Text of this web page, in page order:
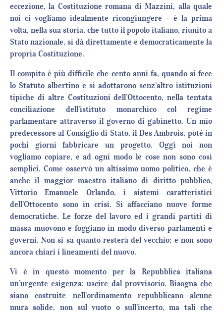
eccezione, la Costituzione romana di Mazzini, alla quale
noi ci vogliamo idealmente ricongiungere – è la prima
volta, nella sua storia, che tutto il popolo italiano, riunito a
Stato nazionale, si dà direttamente e democraticamente la
propria Costituzione.
Il compito è più difficile che cento anni fa, quando si fece
lo Statuto albertino e si adottarono senz’altro istituzioni
tipiche di altre Costituzioni dell’Ottocento, nella tentata
conciliazione dell’istituto monarchico col regime
parlamentare attraverso il governo di gabinetto. Un mio
predecessore al Consiglio di Stato, il Des Ambrois, poté in
pochi giorni fabbricare un progetto. Oggi noi non
vogliamo copiare, e ad ogni modo le cose non sono così
semplici. Come osservò un altissimo uomo politico, che è
anche il maggior maestro italiano di diritto pubblico,
Vittorio Emanuele Orlando, i sistemi caratteristici
dell’Ottocento sono in crisi. Si affacciano nuove forme
democratiche. Le forze del lavoro ed i grandi partiti di
massa muovono e foggiano in modo diverso parlamenti e
governi. Non si sa quanto resterà del vecchio; e non sono
ancora chiari i lineamenti del nuovo.
Vi è in questo momento per la Repubblica italiana
un’urgente esigenza: uscire dal provvisorio. Bisogna che
siano costruite nell’ordinamento repubblicano alcune
mura solide, non sul vuoto o sull’incerto, ma tali che